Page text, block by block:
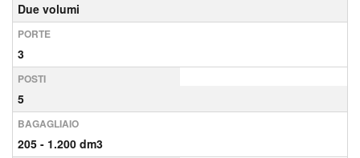
Due volumi
PORTE
3
POSTI
5
BAGAGLIAIO
205 - 1.200 dm3